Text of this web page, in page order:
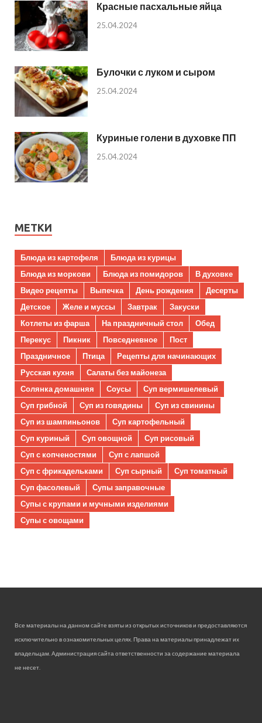
Красные пасхальные яйца
25.04.2024
Булочки с луком и сыром
25.04.2024
Куриные голени в духовке ПП
25.04.2024
МЕТКИ
Блюда из картофеля
Блюда из курицы
Блюда из моркови
Блюда из помидоров
В духовке
Видео рецепты
Выпечка День рождения
Десерты
Детское
Желе и муссы Завтрак
Закуски
Котлеты из фарша
На праздничный стол
Обед
Перекус
Пикник Повседневное
Пост
Праздничное
Птица
Рецепты для начинающих
Русская кухня
Салаты без майонеза
Солянка домашняя
Соусы
Суп вермишелевый
Суп грибной
Суп из говядины
Суп из свинины
Суп из шампиньонов
Суп картофельный
Суп куриный
Суп овощной
Суп рисовый
Суп с копченостями
Суп с лапшой
Суп с фрикадельками
Суп сырный
Суп томатный
Суп фасолевый
Супы заправочные
Супы с крупами и мучными изделиями
Супы с овощами
Все материалы на данном сайте взяты из открытых источников и предоставляются
исключительно в ознакомительных целях. Права на материалы принадлежат их
владельцам. Администрация сайта ответственности за содержание материала
не несет.